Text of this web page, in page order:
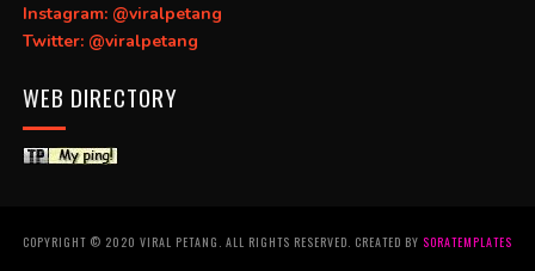
Instagram: @viralpetang
Twitter: @viralpetang
WEB DIRECTORY
COPYRIGHT © 2020 VIRAL PETANG. ALL RIGHTS RESERVED. CREATED BY SORATEMPLATES